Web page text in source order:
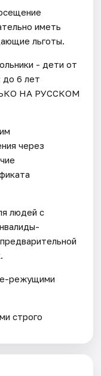
иметь
льготы.
- дети от
до 6 лет
НА РУССКОМ
через
людей с
режущими
строго